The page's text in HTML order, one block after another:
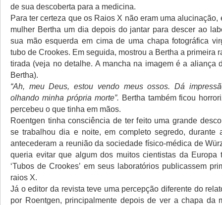
de sua descoberta para a medicina.
Para ter certeza que os Raios X não eram uma alucinação,
mulher Bertha um dia depois do jantar para descer ao
sua mão esquerda em cima de uma chapa fotográfica
tubo de Crookes. Em seguida, mostrou a Bertha a primeira
tirada (veja no detalhe. A mancha na imagem é a aliança
Bertha).
“Ah, meu Deus, estou vendo meus ossos. Dá
olhando minha própria morte”. Bertha também ficou
percebeu o que tinha em mãos.
Roentgen tinha consciência de ter feito uma grande
se trabalhou dia e noite, em completo segredo, durante
antecederam a reunião da sociedade físico-médica de
queria evitar que algum dos muitos cientistas da Europa
‘Tubos de Crookes’ em seus laboratórios publicassem
raios X.
Já o editor da revista teve uma percepção diferente do
por Roentgen, principalmente depois de ver a chapa da